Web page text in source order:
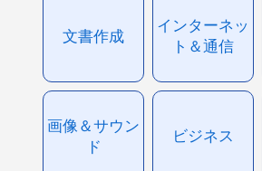
文書作成
インターネッ
ト＆通信
画像＆サウン
ド
ビジネス